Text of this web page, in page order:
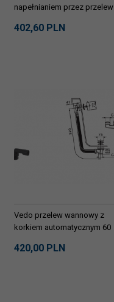
napełnianiem przez przelew
402,60 PLN
Vedo przelew wannowy z
korkiem automatycznym 60
bronzo
420,00 PLN